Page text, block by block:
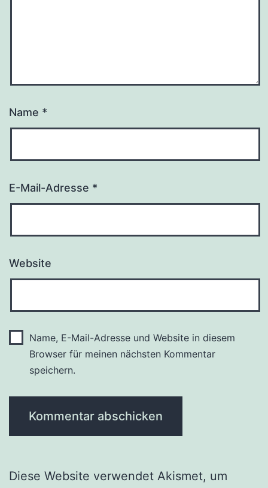
Name *
E-Mail-Adresse *
Website
Name, E-Mail-Adresse und Website in diesem
Browser für meinen nächsten Kommentar
speichern.
Diese Website verwendet Akismet, um